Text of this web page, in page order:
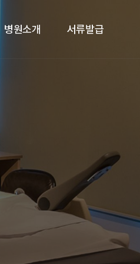
병원소개 서류발급